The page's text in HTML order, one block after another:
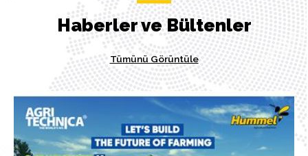
Haberler ve Bültenler
Tümünü Görüntüle